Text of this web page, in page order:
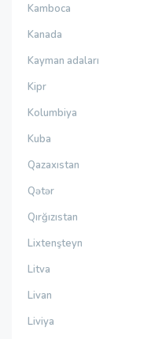
Kamboca
Kanada
Kayman adaları
Kipr
Kolumbiya
Kuba
Qazaxıstan
Qətər
Qırğızıstan
Lixtenşteyn
Litva
Livan
Liviya